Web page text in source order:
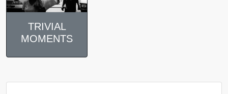
TRIVIAL
MOMENTS